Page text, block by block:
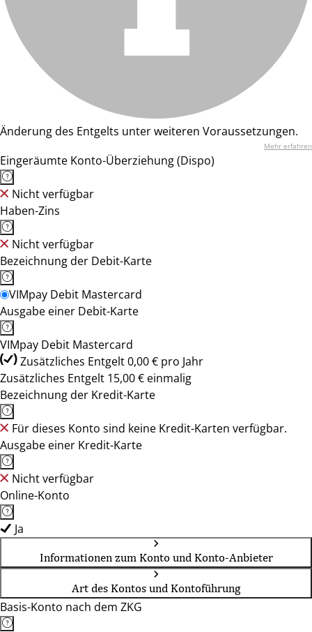
Änderung des Entgelts unter weiteren Voraussetzungen.
Mehr erfahren
Eingeräumte Konto-Überziehung (Dispo)
Nicht verfügbar
Haben-Zins
Nicht verfügbar
Bezeichnung der Debit-Karte
VIMpay Debit Mastercard
Ausgabe einer Debit-Karte
VIMpay Debit Mastercard
Zusätzliches Entgelt 0,00 € pro Jahr
Zusätzliches Entgelt 15,00 € einmalig
Bezeichnung der Kredit-Karte
Für dieses Konto sind keine Kredit-Karten verfügbar.
Ausgabe einer Kredit-Karte
Nicht verfügbar
Online-Konto
Ja
Informationen zum Konto und Konto-Anbieter
Art des Kontos und Kontoführung
Basis-Konto nach dem ZKG